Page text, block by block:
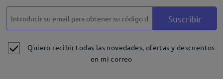
Suscribir
Quiero recibir todas las novedades, ofertas y descuentos
en mi correo